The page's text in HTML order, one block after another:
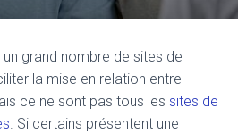
grand nombre de sites de
la mise en relation entre
ce ne sont pas tous les sites de
. Si certains présentent une